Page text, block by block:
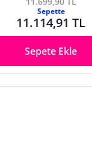
Sepette
11.114,91 TL
Sepete Ekle